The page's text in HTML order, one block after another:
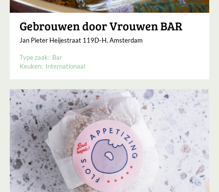
Gebrouwen door Vrouwen BAR
Jan Pieter Heijestraat 119D-H, Amsterdam
Type zaak: Bar
Keuken: Internationaal